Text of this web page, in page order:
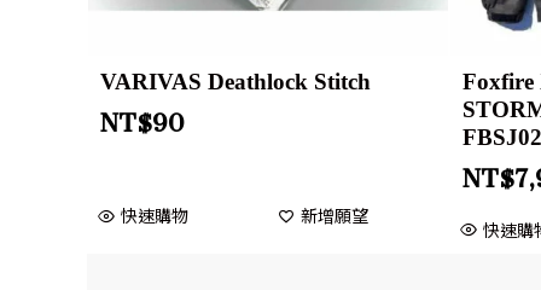
VARIVAS Deathlock Stitch
NT$90
快速購物 新增願望
Foxfire
FBSJ02
NT$
快速購